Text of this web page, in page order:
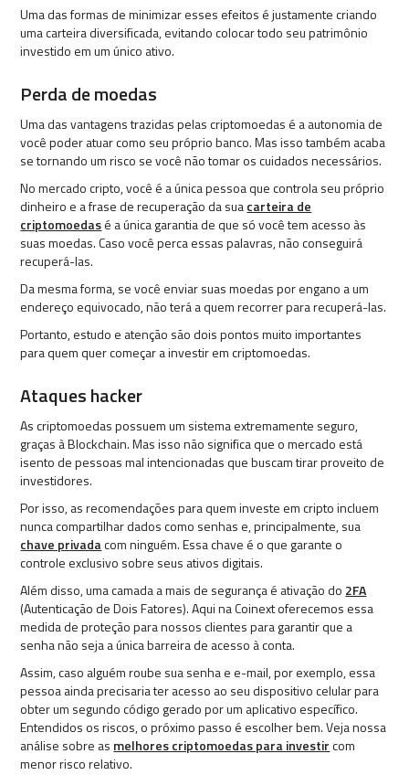
Uma das formas de minimizar esses efeitos é justamente criando
uma carteira diversificada, evitando colocar todo seu patrimônio
investido em um único ativo.
Perda de moedas
Uma das vantagens trazidas pelas criptomoedas é a autonomia de
você poder atuar como seu próprio banco. Mas isso também acaba
se tornando um risco se você não tomar os cuidados necessários.
No mercado cripto, você é a única pessoa que controla seu próprio
dinheiro e a frase de recuperação da suacarteira de
criptomoedasé a única garantia de que só você tem acesso às
suas moedas. Caso você perca essas palavras, não conseguirá
recuperá-las.
Da mesma forma, se você enviar suas moedas por engano a um
endereço equivocado, não terá a quem recorrer para recuperá-las.
Portanto, estudo e atenção são dois pontos muito importantes
para quem quer começar a investir em criptomoedas.
Ataques hacker
As criptomoedas possuem um sistema extremamente seguro,
graças à Blockchain. Mas isso não significa que o mercado está
isento de pessoas mal intencionadas que buscam tirar proveito de
investidores.
Por isso, as recomendações para quem investe em cripto incluem
nunca compartilhar dados como senhas e, principalmente, sua
chave privadacom ninguém. Essa chave é o que garante o
controle exclusivo sobre seus ativos digitais.
Além disso, uma camada a mais de segurança é ativação do 2FA
(Autenticação de Dois Fatores). Aqui na Coinext oferecemos essa
medida de proteção para nossos clientes para garantir que a
senha não seja a única barreira de acesso à conta.
Assim, caso alguém roube sua senha e e-mail, por exemplo, essa
pessoa ainda precisaria ter acesso ao seu dispositivo celular para
obter um segundo código gerado por um aplicativo específico.
Entendidos os riscos, o próximo passo é escolher bem. Veja nossa
análise sobre as melhores criptomoedas para investircom
menor risco relativo.